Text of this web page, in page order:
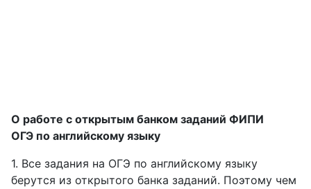
О работе с открытым банком заданий ФИПИ
ОГЭ по английскому языку
1. Все задания на ОГЭ по английскому языку
берутся из открытого банка заданий. Поэтому чем